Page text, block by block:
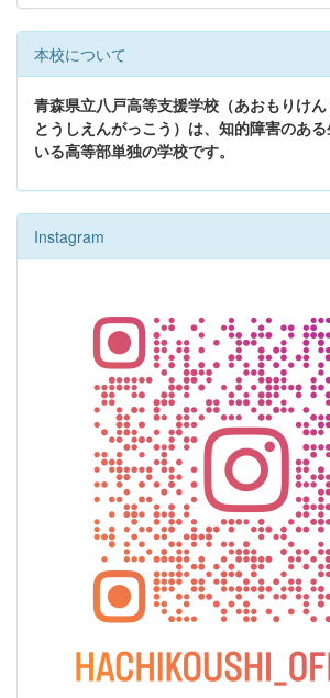
本校について
青森県立八戸高等支援学校（あおもりけん
とうしえんがっこう）は、知的障害のあ
いる高等部単独の学校です。
Instagram